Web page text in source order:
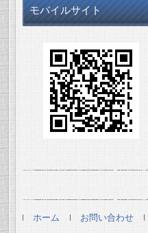
モバイルサイト
ホーム お問い合わせ